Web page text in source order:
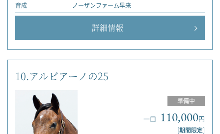
育成
ノーザンファーム早来
詳細情報
10.アルビアーノの25
準備中
一口 110,000円
[期間限定]